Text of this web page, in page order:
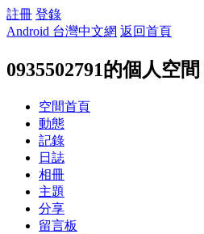
註冊 登錄
Android 台灣中文網 返回首頁
0935502791的個人空間
空間首頁
動態
記錄
日誌
相冊
主題
分享
留言板